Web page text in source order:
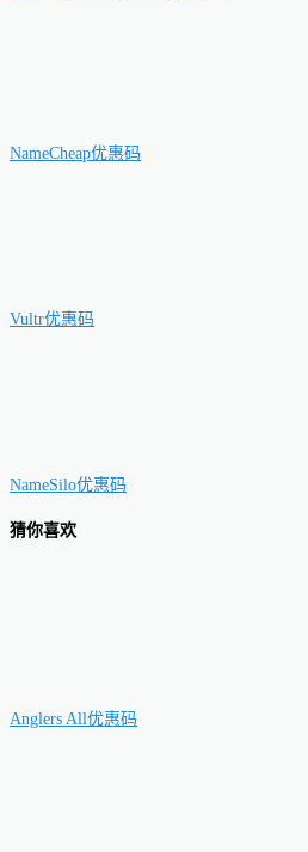
NameCheap优惠码
Vultr优惠码
NameSilo优惠码
猜你喜欢
Anglers All优惠码